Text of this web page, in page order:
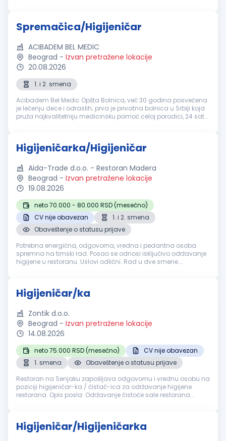
Spremačica/Higijeničar
ACIBADEM BEL MEDIC
Beograd - Izvan pretražene lokacije
20.08.2026
1. i 2. smena
Acibadem Bel Medic Opšta Bolnica, već 30 godina posvećena
je lečenju dece i odraslih; prva je privatna bolnica u Srbiji koja
pruža najkvalitetniju medicinsku pomoć celoj porodici, 24 sata
Higijeničarka/Higijeničar
Aida-Trade d.o.o. - Restoran Madera
Beograd - Izvan pretražene lokacije
19.08.2026
neto 70.000 - 80.000 RSD (mesečno)
CV nije obavezan
1. i 2. smena
Obaveštenje o statusu prijave
Potrebna energična, odgovorna, vredna i pedantna osoba
spremna na timski rad. Posao se odnosi isključivo održavanje
higijene u restoranu. Uslovi odlični. Rad u dve smene.
Higijeničar/ka
Zontik d.o.o.
Beograd - Izvan pretražene lokacije
14.08.2026
neto 75.000 RSD (mesečno)
CV nije obavezan
1. smena
Obaveštenje o statusu prijave
Restoran na Senjaku zapošljava odgovornu i vrednu osobu na
poziciji higijeničar-ka / čistač-ica za održavanje higijene
restorana. Opis posla: Održavanje čistoće sale restorana
Higijeničar/Higijeničarka